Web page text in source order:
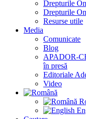
Drepturile
Drepturile
Resurse utile
Media
Comunicate
Blog
APADOR-
în presă
Editoriale
Video